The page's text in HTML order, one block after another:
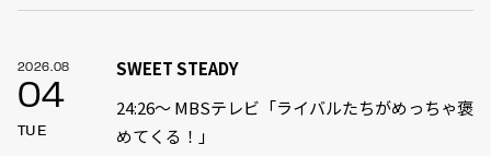
2026.08
04
TUE
SWEET STEADY
24:26〜 MBSテレビ「ライバルたちがめっちゃ褒
めてくる！」